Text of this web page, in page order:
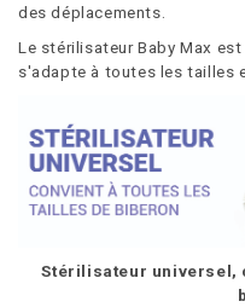
des déplacements.
Le stérilisateur Baby Max
s'adapte à toutes les tailles
Stérilisateur universel,